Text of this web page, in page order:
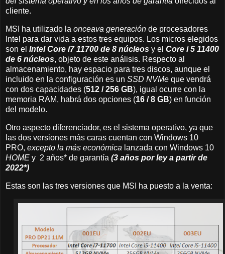
cliente.
MSI ha utilizado la onceava generación de procesadores
Intel para dar vida a estos tres equipos. Los micros elegidos
son el Intel Core i7 11700 de 8 núcleos y el Core i 5 11400
de 6 núcleos, objeto de este análisis. Respecto al
almacenamiento, hay espacio para tres discos, aunque el
incluido en la configuración es un SSD NVMe que vendrá
con dos capacidades (512 / 256 GB), igual ocurre con la
memoria RAM, habrá dos opciones (16 / 8 GB) en función
del modelo.
Otro aspecto diferenciador, es el sistema operativo, ya que
las dos versiones más caras cuentan con Windows 10
PRO, excepto la más económica lanzada con Windows 10
HOME y 2 años* de garantía (3 años por ley a partir de
2022*)
Estas son las tres versiones que MSI ha puesto a la venta: